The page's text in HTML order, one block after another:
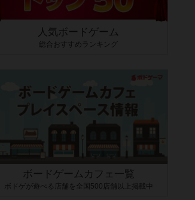
人気ボードゲーム
総合おすすめランキング
ボードゲームカフェ一覧
ボドゲが遊べる店舗を全国500店舗以上掲載中